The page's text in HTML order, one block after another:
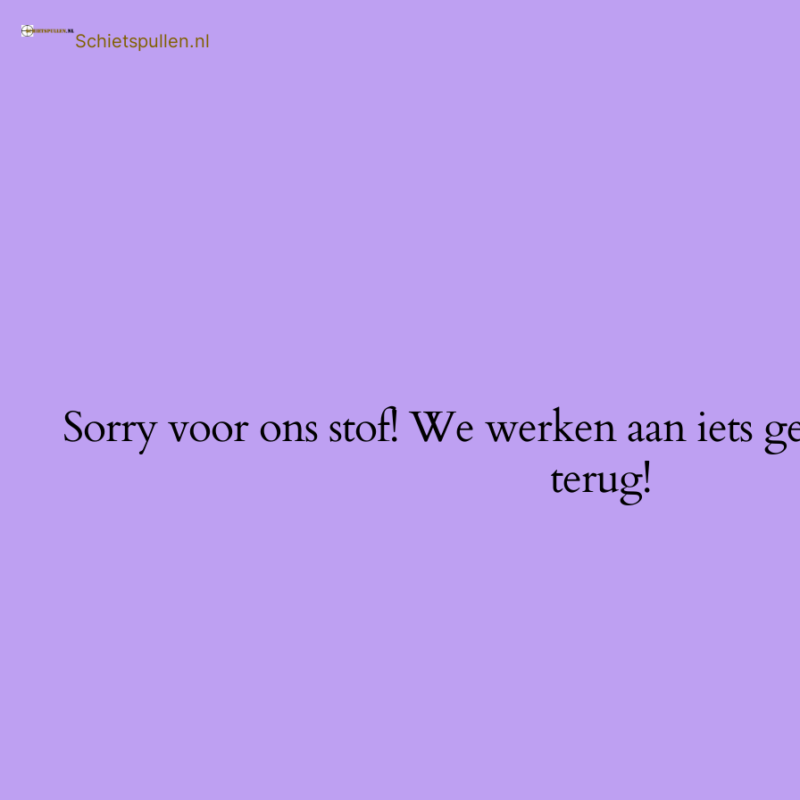
Schietspullen.nl
Sorry voor ons stof! We werken aan iets
terug!